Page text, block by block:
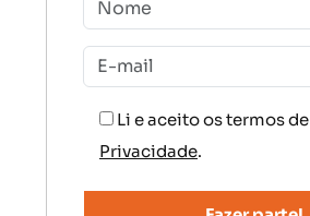
Li e aceito os termos de
Privacidade.